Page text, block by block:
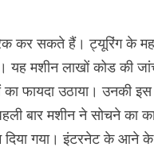
कर सकते हैं। ट्यूरिंग के
यह मशीन लाखों कोड की
का फायदा उठाया। उनकी
बार मशीन ने सोचने
दिया गया। इंटरनेट के